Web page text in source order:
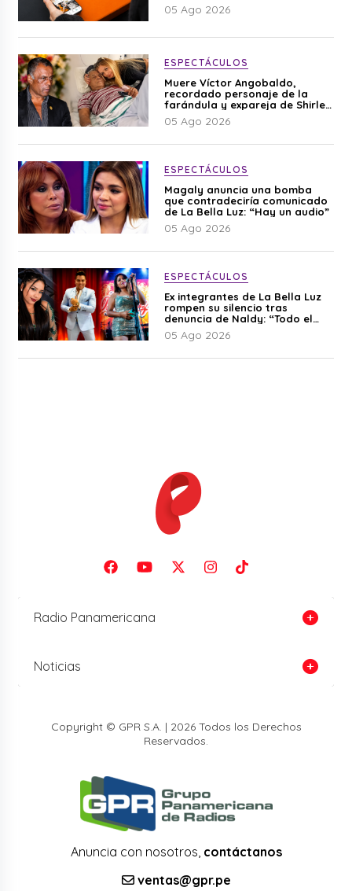
05 Ago 2026
ESPECTÁCULOS
Muere Víctor Angobaldo,
recordado personaje de la
farándula y expareja de Shirley
Cherres
05 Ago 2026
ESPECTÁCULOS
Magaly anuncia una bomba
que contradeciría comunicado
de La Bella Luz: “Hay un audio”
05 Ago 2026
ESPECTÁCULOS
Ex integrantes de La Bella Luz
rompen su silencio tras
denuncia de Naldy: “Todo el
mundo lo sabía”
05 Ago 2026
Radio Panamericana
Noticias
Copyright © GPR S.A. | 2026 Todos los Derechos
Reservados.
Anuncia con nosotros, contáctanos
ventas@gpr.pe